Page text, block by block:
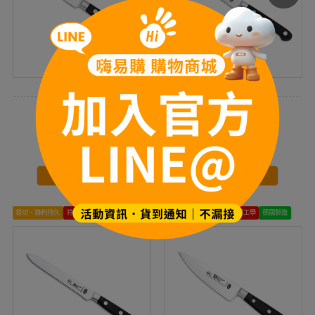
削皮刀
$770
立即搶購
食用刀
$940
立即搶購
易切、鋒利持久 符合人體工學 德國製造 易切、鋒利持久 符合人體工學 德國製造